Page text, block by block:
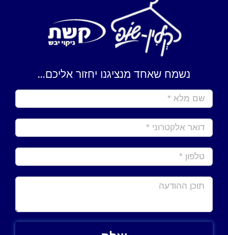
נשמח שאחד מנציגנו יחזור אליכם...